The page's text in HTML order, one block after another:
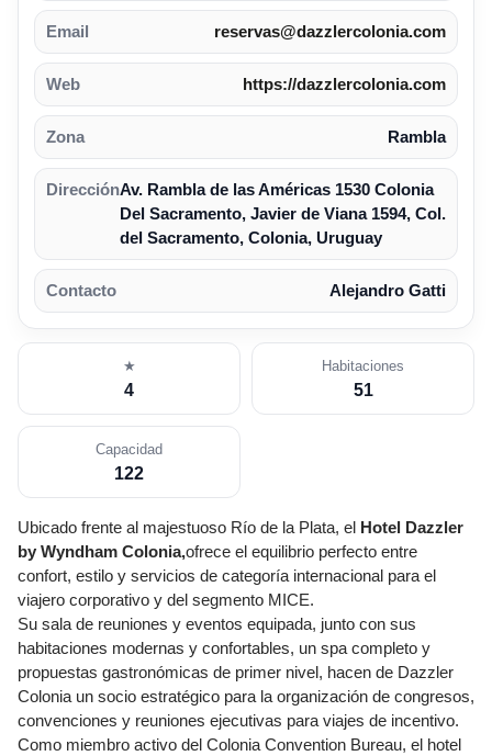
Email reservas@dazzlercolonia.com
Web https://dazzlercolonia.com
Zona Rambla
DirecciónAv. Rambla de las Américas 1530 Colonia
Del Sacramento, Javier de Viana 1594, Col.
del Sacramento, Colonia, Uruguay
Contacto Alejandro Gatti
★
4
Habitaciones
51
Capacidad
122
Ubicado frente al majestuoso Río de la Plata, el Hotel Dazzler
by Wyndham Colonia,ofrece el equilibrio perfecto entre
confort, estilo y servicios de categoría internacional para el
viajero corporativo y del segmento MICE.
Su sala de reuniones y eventos equipada, junto con sus
habitaciones modernas y confortables, un spa completo y
propuestas gastronómicas de primer nivel, hacen de Dazzler
Colonia un socio estratégico para la organización de congresos,
convenciones y reuniones ejecutivas para viajes de incentivo.
Como miembro activo del Colonia Convention Bureau, el hotel